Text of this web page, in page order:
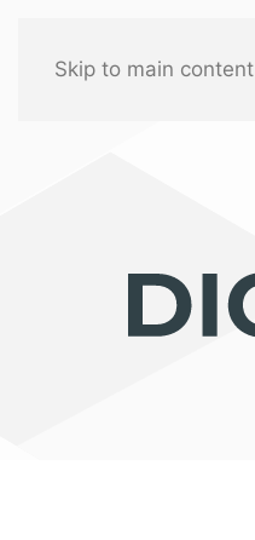
Skip to main content